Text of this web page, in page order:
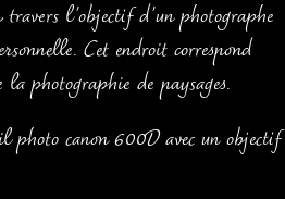
l’objectif d’un photographe
Cet endroit correspond
photographie de paysages.
photo canon 600D avec un objectif